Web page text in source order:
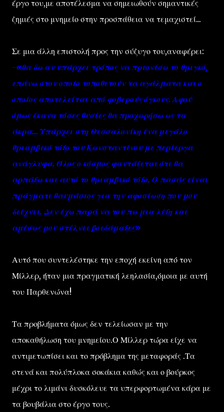
έργο του,με αποτέλεσμα να σημειωθούν σημαντικές
ζημιές στο μνημείο στην προσπάθεια να τεμαχιστεί...
Σε μια άλλη επιστολή προς την σύζυγο του,αναφέρει:
-«θα δω αν υπάρχει τρόπος να πριονίσω το θριγκό,
επάνω στον οποίο τοποθετούν τα αγάλματα και ο
οποίος αποτελείται από φοβερούς όγκους. Αφού
όμως έκανα τόσες θυσίες θα προχωρήσω ως τα
άκρα... Υπάρχει στη Θεσσαλονίκη ένα μεγάλο
θριαμβικό τόξο του Κωνσταντίνου με περίεργα
ανάγλυφα. Όλος ο κόσμος φαντάζεται ότι θα
αρπάξω και αυτό το θριαμβικό τόξο. Ο πασάς είναι
πράγματι θαυμάσιος για την αφοσίωση που μου
δείχνει. Δεν έχω παρά να του πω μια λέξη και
αμέσως μου στέλνει βοιδάμαξες»
Αυτό που συντελέστηκε την εποχή εκείνη από τον
Μίλλερ, ήταν μια πραγματική λεηλασία,όμοια με αυτή
του Παρθενώνα!
Τα προβλήματα όμως δεν τελείωσαν με την
αποκαθήλωση του μνημείου.Ο Μίλλερ τώρα είχε να
αντιμετωπίσει και το πρόβλημα της μεταφοράς .Τα
στενά και πολύπλοκα σοκάκια καθώς και ο βούρκος
μέχρι το λιμάνι δυσκόλευε τα υπερφορτωμένα κάρα με
τα βουβάλια στο έργο τους.